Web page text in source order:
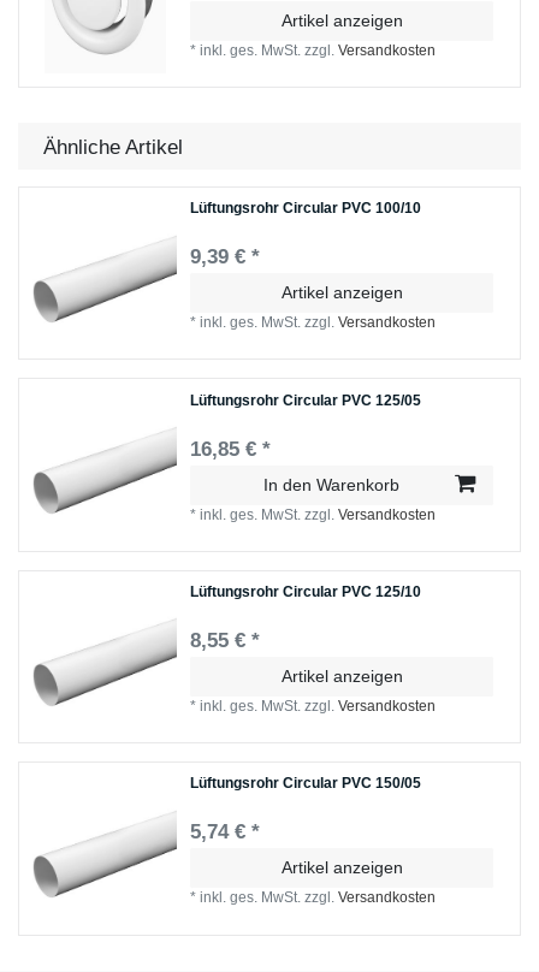
Artikel anzeigen
*inkl. ges. MwSt. zzgl.Versandkosten
Ähnliche Artikel
Lüftungsrohr Circular PVC 100/10
9,39 € *
Artikel anzeigen
*inkl. ges. MwSt. zzgl.Versandkosten
Lüftungsrohr Circular PVC 125/05
16,85 € *
In den Warenkorb
*inkl. ges. MwSt. zzgl.Versandkosten
Lüftungsrohr Circular PVC 125/10
8,55 € *
Artikel anzeigen
*inkl. ges. MwSt. zzgl.Versandkosten
Lüftungsrohr Circular PVC 150/05
5,74 € *
Artikel anzeigen
*inkl. ges. MwSt. zzgl.Versandkosten